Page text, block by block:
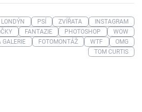
LONDÝN PSÍ ZVÍŘATA
INSTAGRAM
FANTAZIE PHOTOSHOP
WOW
GALERIE
FOTOMONTÁŽ WTF
OMG
TOM CURTIS